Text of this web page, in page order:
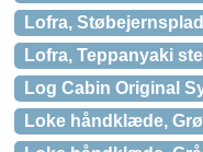
Lofra,
Lofra, Teppanyaki
Log Cabin Original
Loke håndklæde,